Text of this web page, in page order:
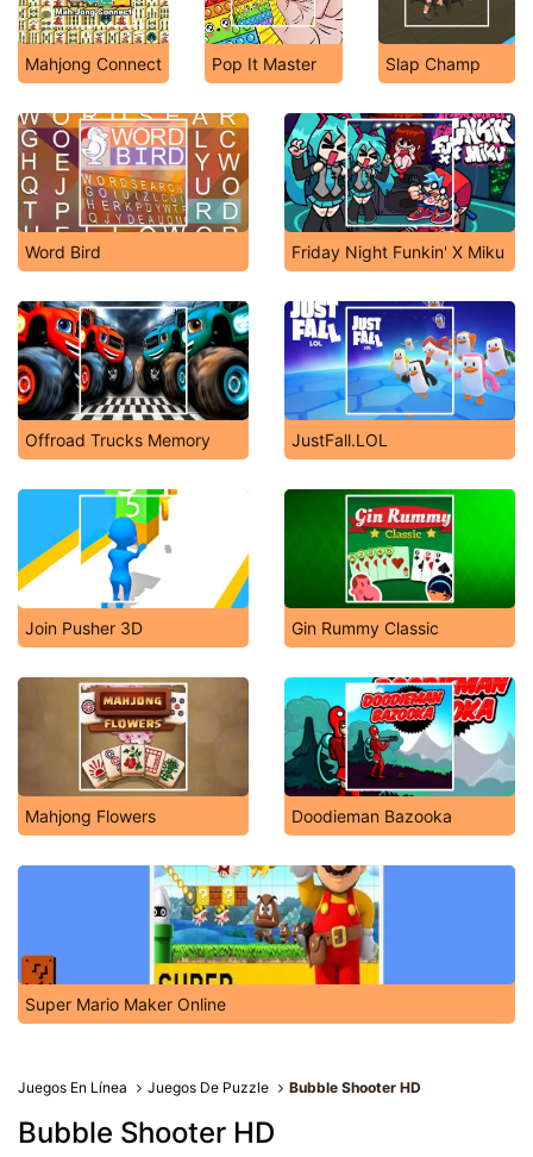
Mahjong Connect Pop It Master Slap Champ
Word Bird Friday Night Funkin' X Miku
Offroad Trucks Memory JustFall.LOL
Join Pusher 3D Gin Rummy Classic
Mahjong Flowers Doodieman Bazooka
Super Mario Maker Online
Juegos En Línea Juegos De Puzzle Bubble Shooter HD
Bubble Shooter HD